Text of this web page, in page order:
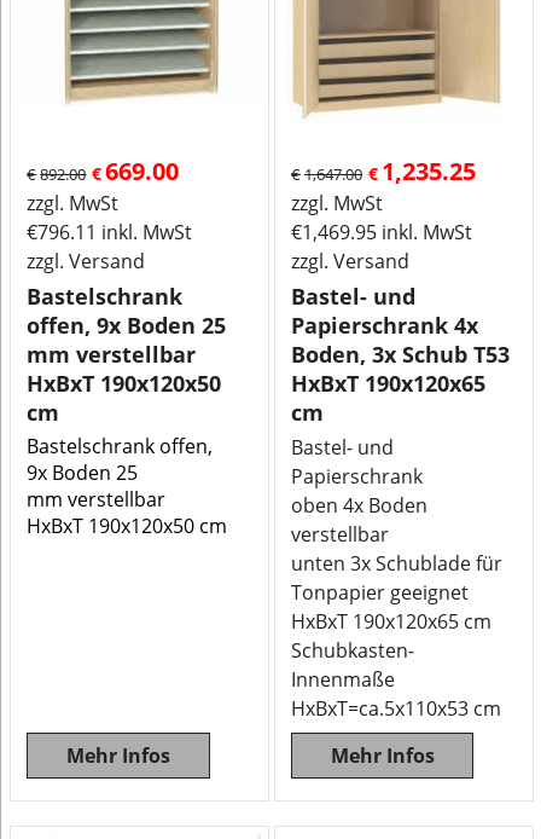
€892.00 €669.00
zzgl. MwSt
€796.11 inkl. MwSt
zzgl. Versand
Bastelschrank
offen, 9x Boden 25
mm verstellbar
HxBxT 190x120x50
cm
Bastelschrank offen,
9x Boden 25
mm verstellbar
HxBxT 190x120x50 cm
Mehr Infos
€1,647.00 € 1,235.25
zzgl. MwSt
€1,469.95 inkl. MwSt
zzgl. Versand
Bastel- und
Papierschrank 4x
Boden, 3x Schub T53
HxBxT 190x120x65
cm
Bastel- und
Papierschrank
oben 4x Boden
verstellbar
unten 3x Schublade für
Tonpapier geeignet
HxBxT 190x120x65 cm
Schubkasten-
Innenmaße
HxBxT=ca.5x110x53 cm
Mehr Infos